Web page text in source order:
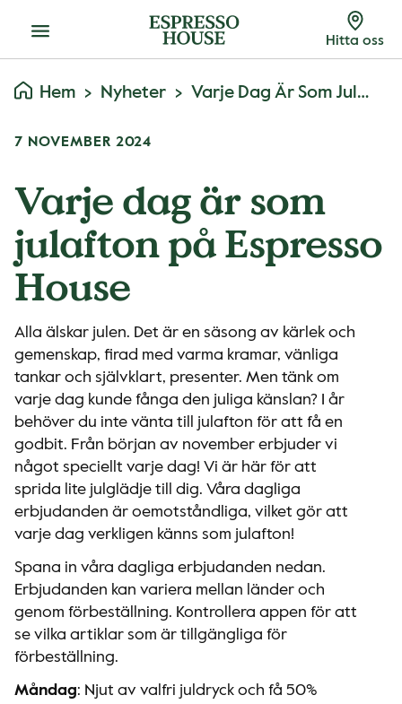
Meny Hitta oss
Hem Nyheter Varje Dag Är Som Julafton På Espresso House
7 NOVEMBER 2024
Varje dag är som
julafton på Espresso
House
Alla älskar julen. Det är en säsong av kärlek och
gemenskap, firad med varma kramar, vänliga
tankar och självklart, presenter. Men tänk om
varje dag kunde fånga den juliga känslan? I år
behöver du inte vänta till julafton för att få en
godbit. Från början av november erbjuder vi
något speciellt varje dag! Vi är här för att
sprida lite julglädje till dig. Våra dagliga
erbjudanden är oemotståndliga, vilket gör att
varje dag verkligen känns som julafton!
Spana in våra dagliga erbjudanden nedan.
Erbjudanden kan variera mellan länder och
genom förbeställning. Kontrollera appen för att
se vilka artiklar som är tillgängliga för
förbeställning.
Måndag: Njut av valfri juldryck och få 50%